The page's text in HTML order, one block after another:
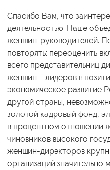
Спасибо Вам, что
деятельностью. Наше
женщин-руководителей.
повторять: переоценить
всего представительниц
женщин – лидеров в
экономическое развитие
другой страны,
золотой кадровый фонд,
в процентном отношении
чиновников высокого
женщин-директоров
организаций значительно